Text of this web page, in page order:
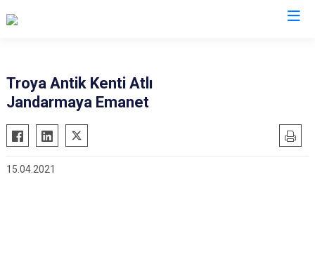
Troya Antik Kenti Atlı
Jandarmaya Emanet
15.04.2021